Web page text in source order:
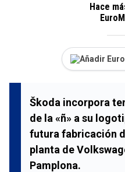
Hace
Añadir
Škoda incorpora
de la «ñ» a su
futura fabricación
planta de
Pamplona.